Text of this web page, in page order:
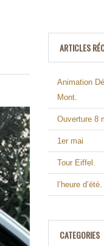
ARTICLES
Animation
Mont.
Ouverture 8
1er mai
Tour Eiffel.
l’heure d’été.
CATEGORIES